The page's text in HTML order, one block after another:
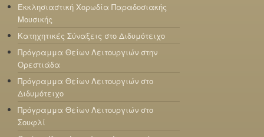
Εκκλησιαστική Χορωδία Παραδοσιακής
Μουσικής
Κατηχητικές Σύναξεις στο Διδυμότειχο
Πρόγραμμα Θείων Λειτουργιών στην
Ορεστιάδα
Πρόγραμμα Θείων Λειτουργιών στο
Διδυμότειχο
Πρόγραμμα Θείων Λειτουργιών στο
Σουφλί